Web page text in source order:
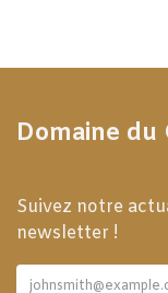
Domaine du
Suivez notre
newsletter !